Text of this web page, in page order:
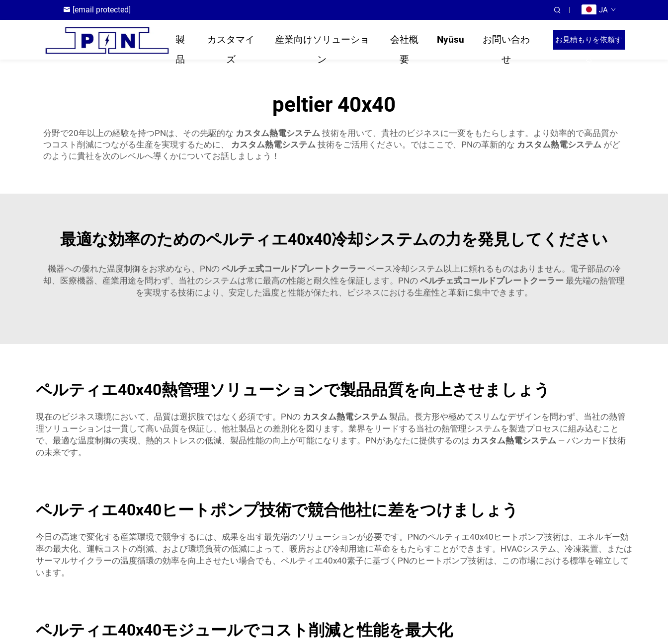
[email protected] JA
製
品
カスタマイ
ズ
産業向けソリューショ
ン
会社概
要
Nyūsu
お問い合わ
せ
お見積もりを依頼す
peltier 40x40
分野で20年以上の経験を持つPNは、その先駆的な カスタム熱電システム 技術を用いて、貴社のビジネスに一変をもたらします。より効率的で高品質か
つコスト削減につながる生産を実現するために、 カスタム熱電システム 技術をご活用ください。ではここで、PNの革新的な カスタム熱電システム がど
のように貴社を次のレベルへ導くかについてお話しましょう！
最適な効率のためのペルティエ40x40冷却システムの力を発見してください
機器への優れた温度制御をお求めなら、PNの ペルチェ式コールドプレートクーラー ベース冷却システム以上に頼れるものはありません。電子部品の冷
却、医療機器、産業用途を問わず、当社のシステムは常に最高の性能と耐久性を保証します。PNの ペルチェ式コールドプレートクーラー 最先端の熱管理
を実現する技術により、安定した温度と性能が保たれ、ビジネスにおける生産性と革新に集中できます。
ペルティエ40x40熱管理ソリューションで製品品質を向上させましょう
現在のビジネス環境において、品質は選択肢ではなく必須です。PNの カスタム熱電システム 製品。長方形や極めてスリムなデザインを問わず、当社の熱管
理ソリューションは一貫して高い品質を保証し、他社製品との差別化を図ります。業界をリードする当社の熱管理システムを製造プロセスに組み込むこと
で、最適な温度制御の実現、熱的ストレスの低減、製品性能の向上が可能になります。PNがあなたに提供するのは カスタム熱電システム — バンカード技術
の未来です。
ペルティエ40x40ヒートポンプ技術で競合他社に差をつけましょう
今日の高速で変化する産業環境で競争するには、成果を出す最先端のソリューションが必要です。PNのペルティエ40x40ヒートポンプ技術は、エネルギー効
率の最大化、運転コストの削減、および環境負荷の低減によって、暖房および冷却用途に革命をもたらすことができます。HVACシステム、冷凍装置、または
サーマルサイクラーの温度循環の効率を向上させたい場合でも、ペルティエ40x40素子に基づくPNのヒートポンプ技術は、この市場における標準を確立して
います。
ペルティエ40x40モジュールでコスト削減と性能を最大化